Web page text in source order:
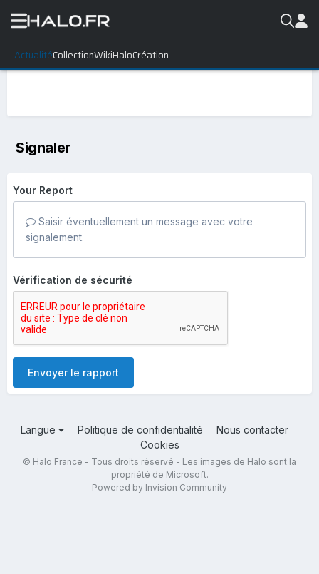
ActualitéCollectionWikiHaloCréation
Signaler
Your Report
Saisir éventuellement un message avec votre
signalement.
Vérification de sécurité
Envoyer le rapport
Langue Politique de confidentialité
Nous contacter
Cookies
© Halo France - Tous droits réservé - Les images de Halo sont la
propriété de Microsoft.
Powered by Invision Community